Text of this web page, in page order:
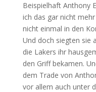
Beispielhaft Anthony
ich das gar nicht
nicht einmal in den
Und doch siegten sie
die Lakers ihr
den Griff bekamen.
dem Trade von
vor allem auch unter